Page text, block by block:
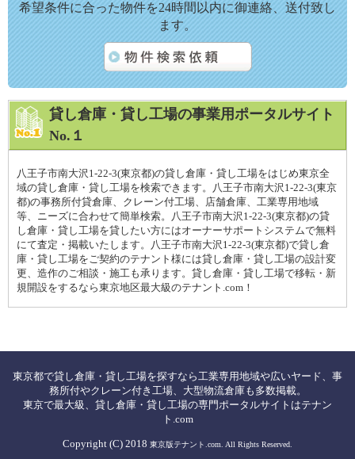
希望条件に合った物件を24時間以内に御連絡、送付致し
ます。
貸し倉庫・貸し工場の事業用ポータルサイト
No.１
八王子市南大沢1-22-3(東京都)の貸し倉庫・貸し工場をはじめ東京全
域の貸し倉庫・貸し工場を検索できます。八王子市南大沢1-22-3(東京
都)の事務所付貸倉庫、クレーン付工場、店舗倉庫、工業専用地域
等、ニーズに合わせて簡単検索。八王子市南大沢1-22-3(東京都)の貸
し倉庫・貸し工場を貸したい方にはオーナーサポートシステムで無料
にて査定・掲載いたします。八王子市南大沢1-22-3(東京都)で貸し倉
庫・貸し工場をご契約のテナント様には貸し倉庫・貸し工場の設計変
更、造作のご相談・施工も承ります。貸し倉庫・貸し工場で移転・新
規開設をするなら東京地区最大級のテナント.com！
東京都で貸し倉庫・貸し工場を探すなら工業専用地域や広いヤード、事
務所付やクレーン付き工場、大型物流倉庫も多数掲載。
東京で最大級、貸し倉庫・貸し工場の専門ポータルサイトはテナン
ト.com
Copyright (C) 2018 東京版テナント.com. All Rights Reserved.